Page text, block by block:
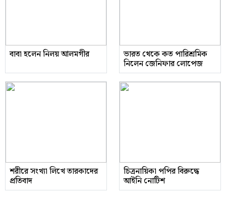
বাবা হলেন নিলয় আলমগীর ভারত থেকে কত পারিশ্রমিক
নিলেন জেনিফার লোপেজ
শরীরে সংখ্যা লিখে তারকাদের
প্রতিবাদ
চিত্রনায়িকা পপির বিরুদ্ধে
আইনি নোটিশ